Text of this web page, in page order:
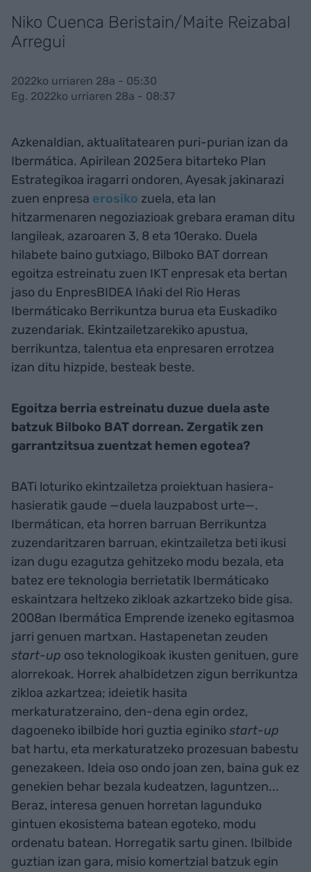
Niko Cuenca Beristain/Maite Reizabal
Arregui
2022ko urriaren 28a - 05:30
Eg. 2022ko urriaren 28a - 08:37
Azkenaldian, aktualitatearen puri-purian izan da
Ibermática. Apirilean 2025era bitarteko Plan
Estrategikoa iragarri ondoren, Ayesak jakinarazi
zuen enpresa erosiko zuela, eta lan
hitzarmenaren negoziazioak grebara eraman ditu
langileak, azaroaren 3, 8 eta 10erako. Duela
hilabete baino gutxiago, Bilboko BAT dorrean
egoitza estreinatu zuen IKT enpresak eta bertan
jaso du EnpresBIDEA Iñaki del Rio Heras
Ibermáticako Berrikuntza burua eta Euskadiko
zuzendariak. Ekintzailetzarekiko apustua,
berrikuntza, talentua eta enpresaren errotzea
izan ditu hizpide, besteak beste.
Egoitza berria estreinatu duzue duela aste
batzuk Bilboko BAT dorrean. Zergatik zen
garrantzitsua zuentzat hemen egotea?
BATi loturiko ekintzailetza proiektuan hasiera-
hasieratik gaude —duela lauzpabost urte—.
Ibermátican, eta horren barruan Berrikuntza
zuzendaritzaren barruan, ekintzailetza beti ikusi
izan dugu ezagutza gehitzeko modu bezala, eta
batez ere teknologia berrietatik Ibermáticako
eskaintzara heltzeko zikloak azkartzeko bide gisa.
2008an Ibermática Emprende izeneko egitasmoa
jarri genuen martxan. Hastapenetan zeuden
start-up oso teknologikoak ikusten genituen, gure
alorrekoak. Horrek ahalbidetzen zigun berrikuntza
zikloa azkartzea; ideietik hasita
merkaturatzeraino, den-dena egin ordez,
dagoeneko ibilbide hori guztia eginikostart-up
bat hartu, eta merkaturatzeko prozesuan babestu
genezakeen. Ideia oso ondo joan zen, baina guk ez
genekien behar bezala kudeatzen, laguntzen...
Beraz, interesa genuen horretan lagunduko
gintuen ekosistema batean egoteko, modu
ordenatu batean. Horregatik sartu ginen. Ibilbide
guztian izan gara, misio komertzial batzuk egin